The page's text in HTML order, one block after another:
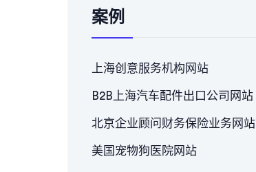
案例
上海创意服务机构网站
B2B上海汽车配件出口公司网站
北京企业顾问财务保险业务网站
美国宠物狗医院网站